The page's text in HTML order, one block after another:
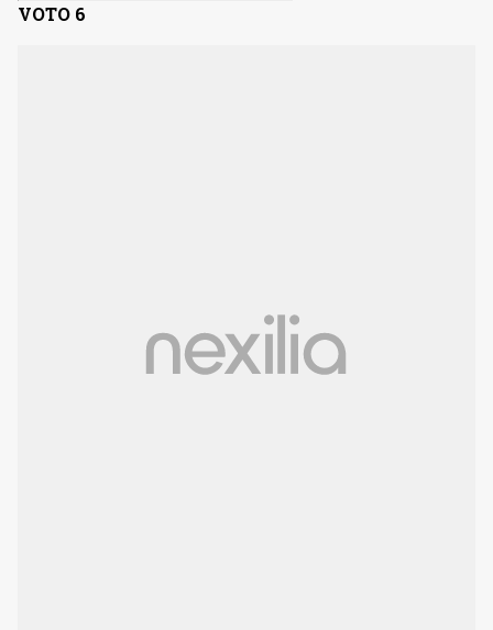
VOTO 6